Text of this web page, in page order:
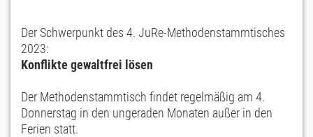
Der Schwerpunkt des 4. JuRe-Methodenstammtisches
2023:
Konflikte gewaltfrei lösen
Der Methodenstammtisch findet regelmäßig am 4.
Donnerstag in den ungeraden Monaten außer in den
Ferien statt.